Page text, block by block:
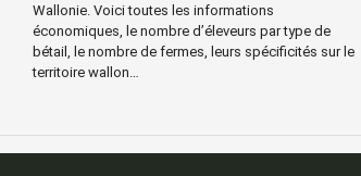
Wallonie. Voici toutes les informations
économiques, le nombre d’éleveurs par type de
bétail, le nombre de fermes, leurs spécificités sur le
territoire wallon…